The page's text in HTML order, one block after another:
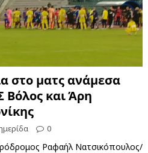
στο ματς ανάμεσα
Βόλος και Άρη
0
Ραφαήλ Νατσικόπουλος/